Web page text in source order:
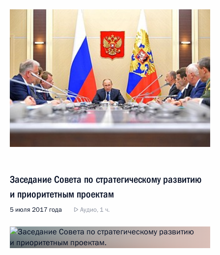
Заседание Совета по стратегическому развитию
и приоритетным проектам
5 июля 2017 года Аудио, 1 ч.